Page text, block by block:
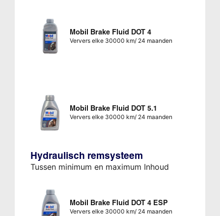
Mobil Brake Fluid DOT 4
Ververs elke 30000 km/ 24 maanden
Mobil Brake Fluid DOT 5.1
Ververs elke 30000 km/ 24 maanden
Hydraulisch remsysteem
Tussen minimum en maximum Inhoud
Mobil Brake Fluid DOT 4 ESP
Ververs elke 30000 km/ 24 maanden